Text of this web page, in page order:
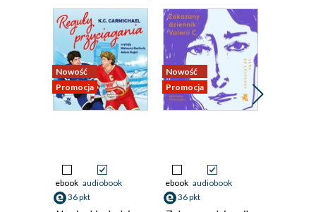
Nowość
Promocja
ebook audiobook
36 pkt
Nowość
Promocja
ebook audiobook
36 pkt